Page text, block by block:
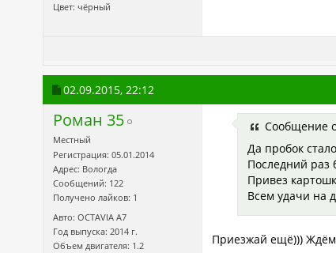
Цвет: чёрный
02.09.2015, 22:12
Роман 35
Местный
Регистрация: 05.01.2014
Адрес: Вологда
Сообщений: 122
Получено лайков: 1
Авто: OCTAVIA A7
Год выпуска: 2014 г.
Объем двигателя: 1.2
Сообщение
Да пробок
Последний раз
Привез
Всем удачи на
Приезжай ещё)))